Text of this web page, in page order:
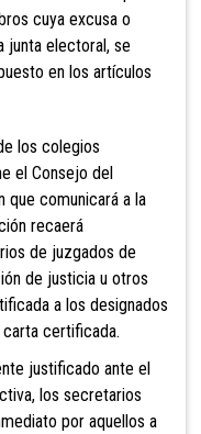
cuya excusa o
junta electoral, se
en los artículos
los colegios
el Consejo del
que comunicará a la
recaerá
de juzgados de
de justicia u otros
a los designados
certificada.
justificado ante el
los secretarios
por aquellos a